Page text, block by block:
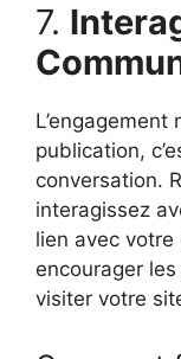
7.
L’engagement
publication,
conversation.
interagissez
lien avec votre
encourager
visiter votre